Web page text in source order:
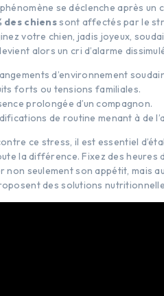
se déclenche après un
des chienssont affectés par le
votre chien, jadis joyeux,
alors un cri d’alarme
d’environnement
forts ou tensions familiales.
prolongée d’un compagnon.
de routine menant à de
ce stress, il est essentiel
la différence. Fixez des heures
non seulement son appétit, mais
des solutions